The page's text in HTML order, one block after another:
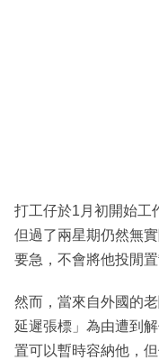
打工仔於1月初開始工
但過了兩星期仍然無
要急，不會將他投閒置
然而，當來自外國的
延遲張標」為由遭到
置可以暫時容納他，